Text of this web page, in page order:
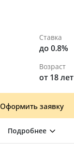
Ставка
до 0.8%
Возраст
от 18 лет
Оформить заявку